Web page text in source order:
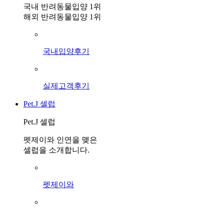
국내 반려동물입양 1위
해외 반려동물입양 1위
국내입양후기
실제고객후기
Pet.J 셀럽
Pet.J 셀럽
펫제이와 인연을 맺은
셀럽을 소개합니다.
펫제이와